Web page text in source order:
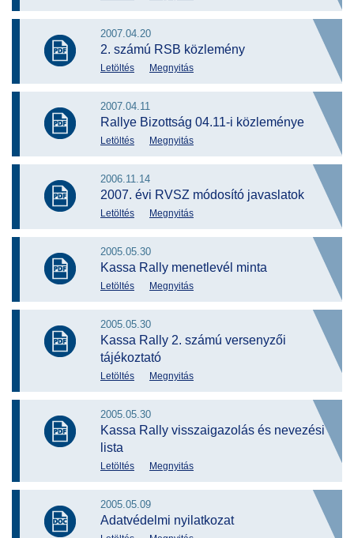
2007.04.20
2. számú RSB közlemény
Letöltés Megnyitás
2007.04.11
Rallye Bizottság 04.11-i közleménye
Letöltés Megnyitás
2006.11.14
2007. évi RVSZ módosító javaslatok
Letöltés Megnyitás
2005.05.30
Kassa Rally menetlevél minta
Letöltés Megnyitás
2005.05.30
Kassa Rally 2. számú versenyzői
tájékoztató
Letöltés Megnyitás
2005.05.30
Kassa Rally visszaigazolás és nevezési
lista
Letöltés Megnyitás
2005.05.09
Adatvédelmi nyilatkozat